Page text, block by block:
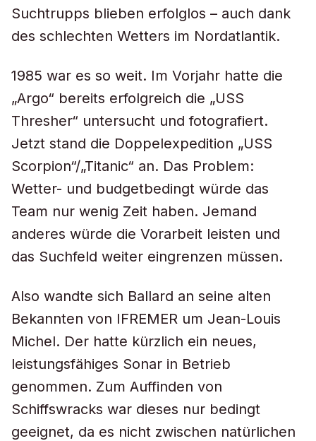
Suchtrupps blieben erfolglos – auch dank
des schlechten Wetters im Nordatlantik.
1985 war es so weit. Im Vorjahr hatte die
„Argo“ bereits erfolgreich die „USS
Thresher“ untersucht und fotografiert.
Jetzt stand die Doppelexpedition „USS
Scorpion“/„Titanic“ an. Das Problem:
Wetter- und budgetbedingt würde das
Team nur wenig Zeit haben. Jemand
anderes würde die Vorarbeit leisten und
das Suchfeld weiter eingrenzen müssen.
Also wandte sich Ballard an seine alten
Bekannten von IFREMER um Jean-Louis
Michel. Der hatte kürzlich ein neues,
leistungsfähiges Sonar in Betrieb
genommen. Zum Auffinden von
Schiffswracks war dieses nur bedingt
geeignet, da es nicht zwischen natürlichen